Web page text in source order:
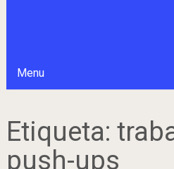
Menu
Etiqueta:
push-ups